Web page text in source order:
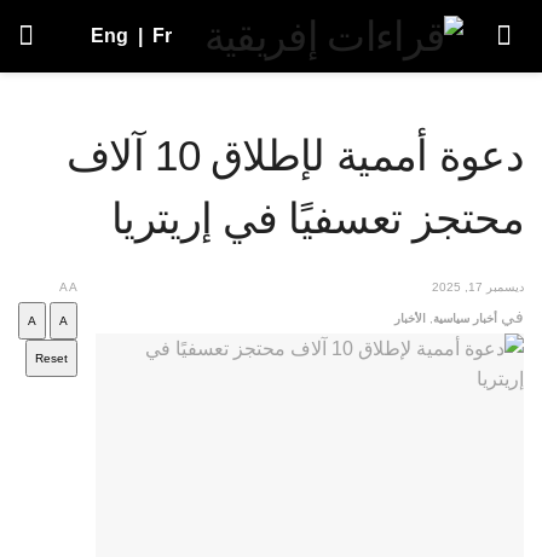
Eng Fr
دعوة أممية لإطلاق 10 آلاف
محتجز تعسفيًا في إريتريا
ديسمبر 17, 2025
في أخبار سياسية الأخبار
AA
A
A
Reset